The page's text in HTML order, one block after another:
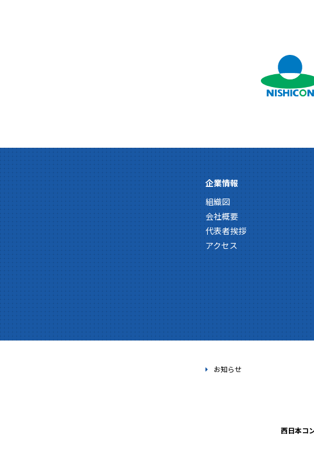
企業情報
組織図
会社概要
代表者挨拶
アクセス
お知らせ
西日本コ